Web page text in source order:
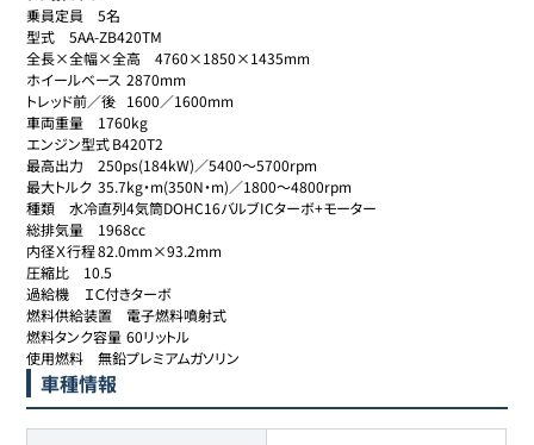
乗員定員	5名
型式	5AA-ZB420TM
全長×全幅×全高	4760×1850×1435mm
ホイールベース	2870mm
トレッド前／後	1600／1600mm
車両重量	1760kg
エンジン型式	B420T2
最高出力	250ps(184kW)／5400～5700rpm
最大トルク	35.7kg・m(350N・m)／1800～4800rpm
種類	水冷直列4気筒DOHC16バルブICターボ+モーター
総排気量	1968cc
内径Ｘ行程	82.0mm×93.2mm
圧縮比	10.5
過給機	ＩＣ付きターボ
燃料供給装置	電子燃料噴射式
燃料タンク容量	60リットル
使用燃料	無鉛プレミアムガソリン
車種情報